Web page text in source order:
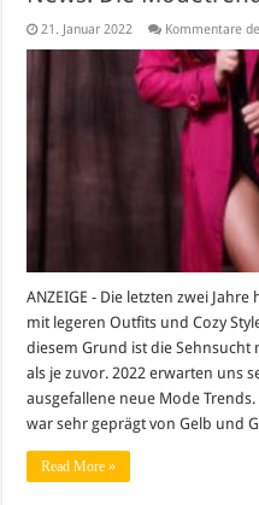
21. Januar 2022 Kommentare
ANZEIGE - Die letzten zwei
mit legeren Outfits und Cozy
diesem Grund ist die Sehnsucht
als je zuvor. 2022 erwarten uns
ausgefallene neue Mode
war sehr geprägt von Gelb und
Read More »